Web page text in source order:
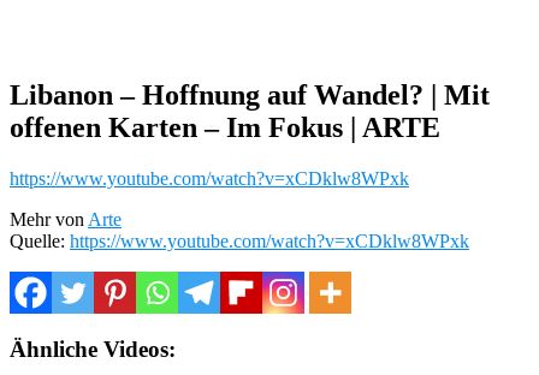
Libanon – Hoffnung auf Wandel? | Mit
offenen Karten – Im Fokus | ARTE
https://www.youtube.com/watch?v=xCDklw8WPxk
Mehr von Arte
Quelle: https://www.youtube.com/watch?v=xCDklw8WPxk
Ähnliche Videos: